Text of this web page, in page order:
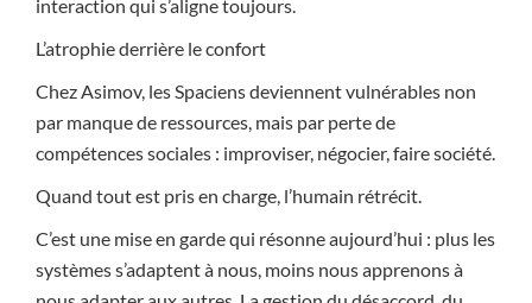
interaction qui s’aligne toujours.
L’atrophie derrière le confort
Chez Asimov, les Spaciens deviennent vulnérables non
par manque de ressources, mais par perte de
compétences sociales : improviser, négocier, faire société.
Quand tout est pris en charge, l’humain rétrécit.
C’est une mise en garde qui résonne aujourd’hui : plus les
systèmes s’adaptent à nous, moins nous apprenons à